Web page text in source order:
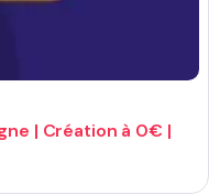
| Création à 0€ |